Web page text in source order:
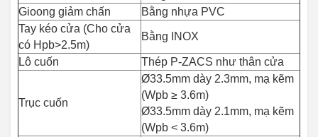
Gioong giảm chấn
Bằng nhựa PVC
Tay kéo cửa (Cho cửa
có Hpb>2.5m)
Bằng INOX
Lô cuốn Thép P-ZACS như thân cửa
Trục cuốn
Ø33.5mm dày 2.3mm, mạ kẽm
(Wpb ≥ 3.6m)
Ø33.5mm dày 2.1mm, mạ kẽm
(Wpb < 3.6m)